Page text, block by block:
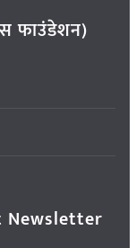
फाउंडेशन)
Newsletter